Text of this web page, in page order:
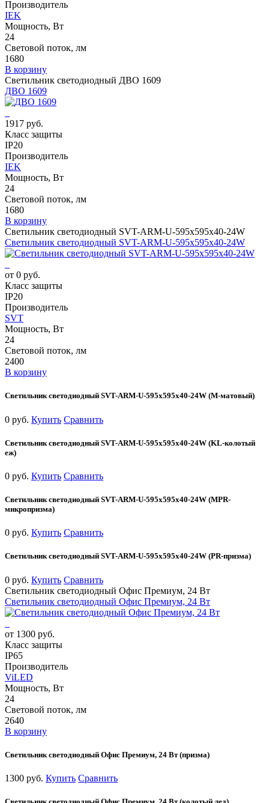
Производитель
IEK
Мощность, Вт
24
Световой поток, лм
1680
В корзину
Светильник светодиодный ДВО 1609
ДВО 1609
1917 руб.
Класс защиты
IP20
Производитель
IEK
Мощность, Вт
24
Световой поток, лм
1680
В корзину
Светильник светодиодный SVT-ARM-U-595x595x40-24W
Светильник светодиодный SVT-ARM-U-595x595x40-24W
от 0 руб.
Класс защиты
IP20
Производитель
SVT
Мощность, Вт
24
Световой поток, лм
2400
В корзину
Светильник светодиодный SVT-ARM-U-595x595x40-24W (М-матовый)
0 руб. Купить Сравнить
Светильник светодиодный SVT-ARM-U-595x595x40-24W (KL-колотый
еж)
0 руб. Купить Сравнить
Светильник светодиодный SVT-ARM-U-595x595x40-24W (MPR-
микропризма)
0 руб. Купить Сравнить
Светильник светодиодный SVT-ARM-U-595x595x40-24W (PR-призма)
0 руб. Купить Сравнить
Светильник светодиодный Офис Премиум, 24 Вт
Светильник светодиодный Офис Премиум, 24 Вт
от 1300 руб.
Класс защиты
IP65
Производитель
ViLED
Мощность, Вт
24
Световой поток, лм
2640
В корзину
Светильник светодиодный Офис Премиум, 24 Вт (призма)
1300 руб. Купить Сравнить